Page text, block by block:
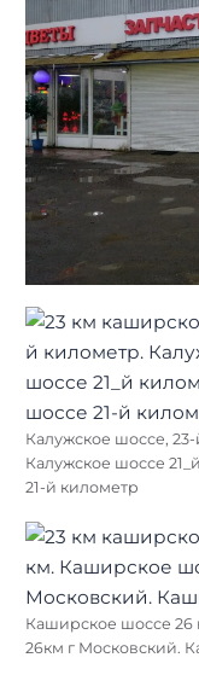
Калужское шоссе,
Калужское шоссе
21-й километр
Каширское шоссе 26
26км г Московский.